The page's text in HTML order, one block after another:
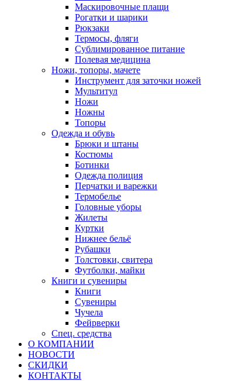
Маскировочные плащи
Рогатки и шарики
Рюкзаки
Термосы, фляги
Сублимированное питание
Полевая медицина
Ножи, топоры, мачете
Инструмент для заточки ножей
Мультитул
Ножи
Ножны
Топоры
Одежда и обувь
Брюки и штаны
Костюмы
Ботинки
Одежда полиция
Перчатки и варежки
Термобелье
Головные уборы
Жилеты
Куртки
Нижнее бельё
Рубашки
Толстовки, свитера
Футболки, майки
Книги и сувениры
Книги
Сувениры
Чучела
Фейрверки
Спец. средства
О КОМПАНИИ
НОВОСТИ
СКИДКИ
КОНТАКТЫ